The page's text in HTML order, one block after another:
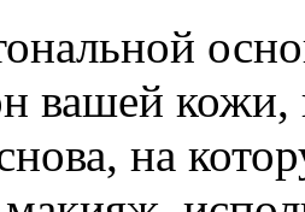
вашей
на